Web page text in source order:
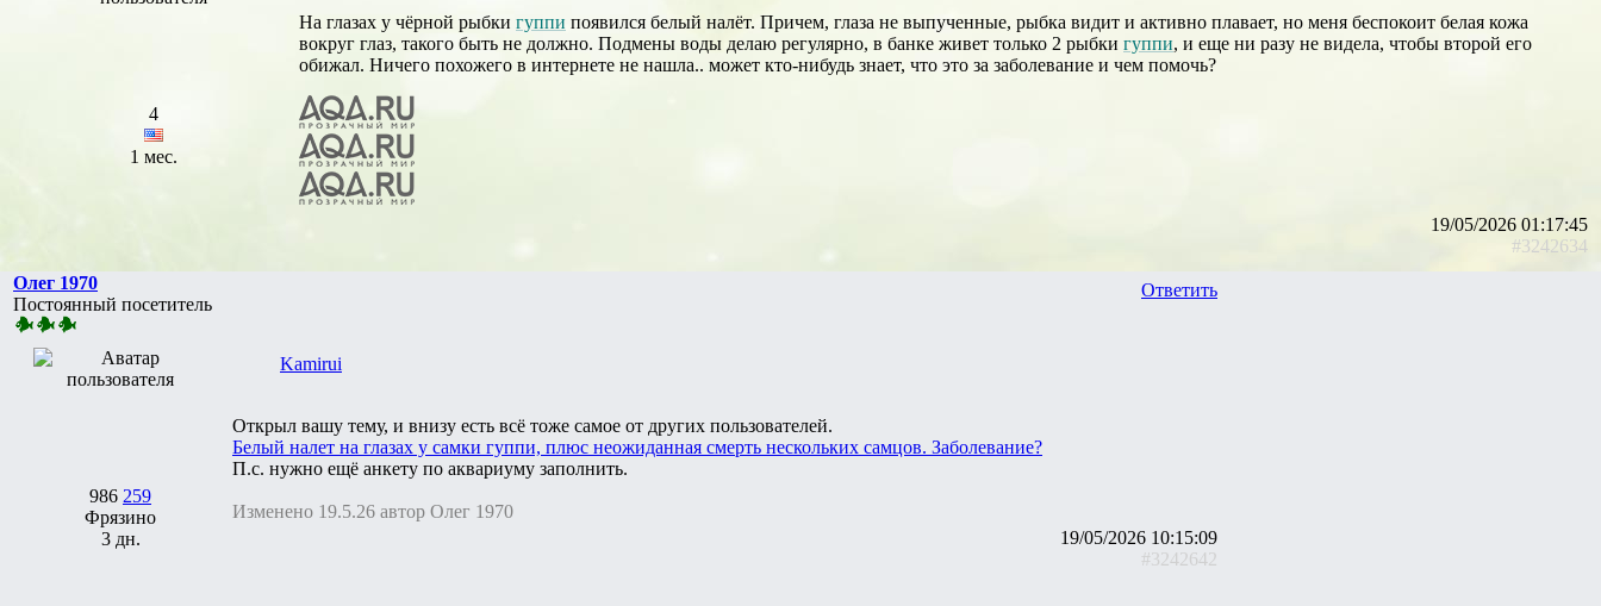
4
1 мес.
На глазах у чёрной рыбки гуппи появился белый налёт. Причем, глаза не выпученные, рыбка видит и активно плавает, но меня беспокоит белая кожа
вокруг глаз, такого быть не должно. Подмены воды делаю регулярно, в банке живет только 2 рыбки гуппи, и еще ни разу не видела, чтобы второй его
обижал. Ничего похожего в интернете не нашла.. может кто-нибудь знает, что это за заболевание и чем помочь?
19/05/2026 01:17:45
#3242634
Олег 1970
Постоянный посетитель
986 259
Фрязино
3 дн.
Ответить
Kamirui
Открыл вашу тему, и внизу есть всё тоже самое от других пользователей.
Белый налет на глазах у самки гуппи, плюс неожиданная смерть нескольких самцов. Заболевание?
П.с. нужно ещё анкету по аквариуму заполнить.
Изменено 19.5.26 автор Олег 1970
19/05/2026 10:15:09
#3242642